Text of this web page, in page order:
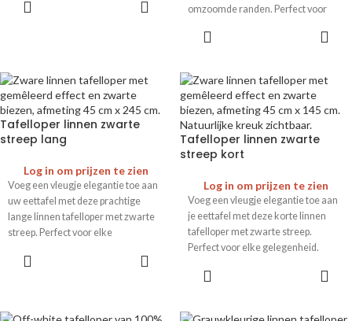
gelegenheid.
omzoomde randen. Perfect voor
Tafelloper linnen zwarte
streep lang
Log in om prijzen te zien
Voeg een vleugje elegantie toe aan
uw eettafel met deze prachtige
lange linnen tafelloper met zwarte
streep. Perfect voor elke
Tafelloper linnen zwarte
streep kort
Log in om prijzen te zien
Voeg een vleugje elegantie toe aan
je eettafel met deze korte linnen
tafelloper met zwarte streep.
Perfect voor elke gelegenheid.